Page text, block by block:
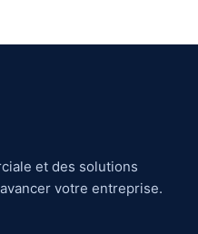
et des solutions
votre entreprise.